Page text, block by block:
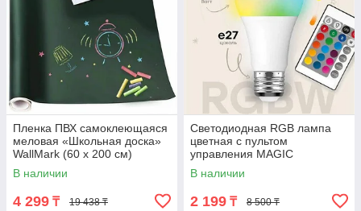
Пленка ПВХ самоклеющаяся
меловая «Школьная доска»
WallMark (60 х 200 см)
В наличии
4 299 ₸ 19 438 ₸
Светодиодная RGB лампа
цветная с пультом
управления MAGIC
LIGHTING (Е27 / 9W)
В наличии
2 199 ₸ 8 500 ₸